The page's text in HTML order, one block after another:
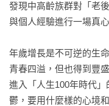
發現中高齡族群對「老
與個人經驗進行一場真
年歲增長是不可逆的生
青春四溢，但也得到豐
進入「人生100年時代
鬱，要用什麼樣的心境